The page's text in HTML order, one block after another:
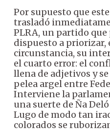
Por supuesto que
trasladó
PLRA, un partido que
dispuesto a priorizar,
circunstancia, su
el cuarto error: el
llena de adjetivos y
pelea argel entre
Interviene la
una suerte de Ña
Lugo de modo tan
colorados se